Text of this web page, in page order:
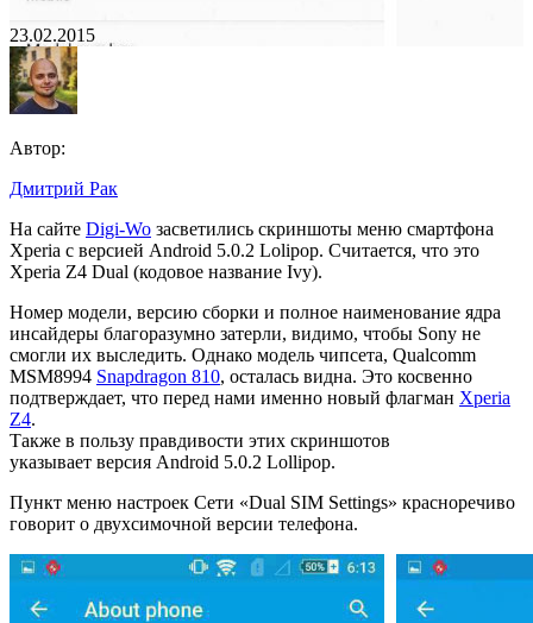
23.02.2015
Автор:
Дмитрий Рак
Утечка
Xperia
Dual
с
новыми
скриншотами
и
Lollipop
На сайте Digi-Wo засветились скриншоты меню смартфона
Xperia с версией Android 5.0.2 Lolipop. Считается, что это
Xperia Z4 Dual (кодовое название Ivy).
Номер модели, версию сборки и полное наименование ядра
инсайдеры благоразумно затерли, видимо, чтобы Sony не
смогли их выследить. Однако модель чипсета, Qualcomm
MSM8994 Snapdragon 810, осталась видна. Это косвенно
подтверждает, что перед нами именно новый флагман Xperia
Z4.
Также в пользу правдивости этих скриншотов
указывает версия Android 5.0.2 Lollipop.
Пункт меню настроек Сети «Dual SIM Settings» красноречиво
говорит о двухсимочной версии телефона.